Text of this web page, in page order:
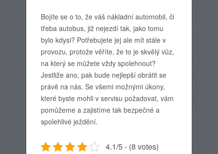
Bojíte se o to, že váš nákladní automobil, či
třeba autobus, již nejezdí tak, jako tomu
bylo kdysi? Potřebujete jej ale mít stále v
provozu, protože věříte, že to je skvělý vůz,
na který se můžete vždy spolehnout?
Jestliže ano, pak bude nejlepší obrátit se
právě na nás. Se všemi možnými úkony,
které byste mohli v servisu požadovat, vám
pomůžeme a zajistíme tak bezpečné a
spolehlivé ježdění.
4.1/5 - (8 votes)